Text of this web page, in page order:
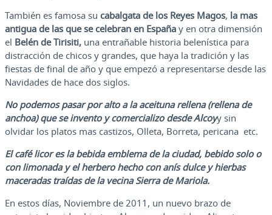
También es famosa su cabalgata de los Reyes Magos, la mas
antigua de las que se celebran en España y en otra dimensión
el Belén de Tirisiti, una entrañable historia belenística para
distracción de chicos y grandes, que haya la tradición y las
fiestas de final de año y que empezó a representarse desde las
Navidades de hace dos siglos.
No podemos pasar por alto a la aceituna rellena (rellena de
anchoa) que se invento y comercializo desde Alcoyy sin
olvidar los platos mas castizos, Olleta, Borreta, pericana etc.
El café licor es la bebida emblema de la ciudad, bebido solo o
con limonada y el herbero hecho con anís dulce y hierbas
maceradas traídas de la vecina Sierra de Mariola.
En estos días, Noviembre de 2011, un nuevo brazo de